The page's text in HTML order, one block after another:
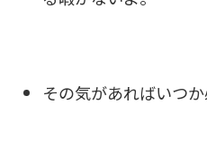
その気があればいつか